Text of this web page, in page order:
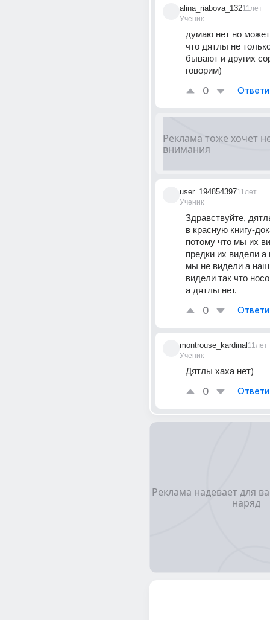
alina_riabova_132
Ученик
11лет
думаю нет но
что дятлы не
бывают и других
говорим)
0
user_194854397
Ученик
11лет
Здравствуйте,
в красную книгу-
потому что мы их
предки их видели а
мы не видели а
видели так что
а дятлы нет.
0
montrouse_kardinal
Ученик
11лет
Дятлы хаха нет)
0